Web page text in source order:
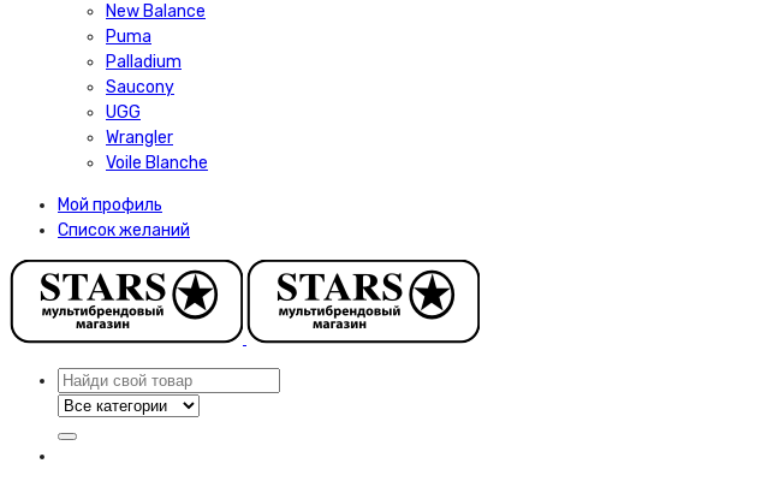
New Balance
Puma
Palladium
Saucony
UGG
Wrangler
Voile Blanche
Мой профиль
Список желаний